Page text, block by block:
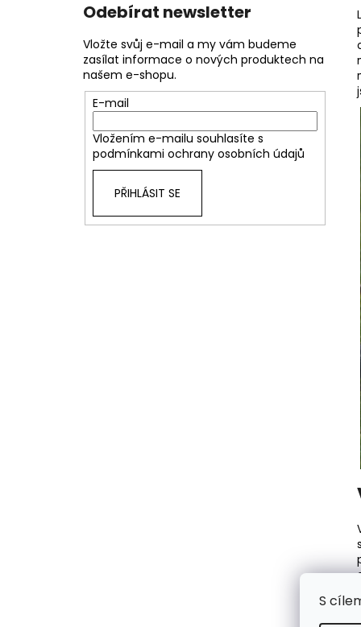
S
Odebírat newsletter
Vložte svůj e-mail a my vám budeme
zasílat informace o nových produktech na
našem e-shopu.
E-mail
Vložením e-mailu souhlasíte s
podmínkami ochrany osobních údajů
PŘIHLÁSIT SE